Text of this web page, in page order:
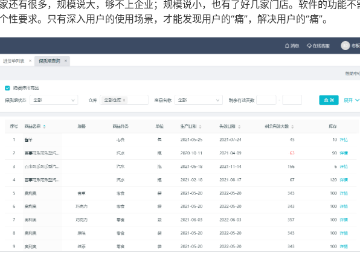
还有很多，规模说大，够不上企业；规模说小，也有了好几家门店。软件的功能不
性要求。只有深入用户的使用场景，才能发现用户的“痛”，解决用户的“痛”。